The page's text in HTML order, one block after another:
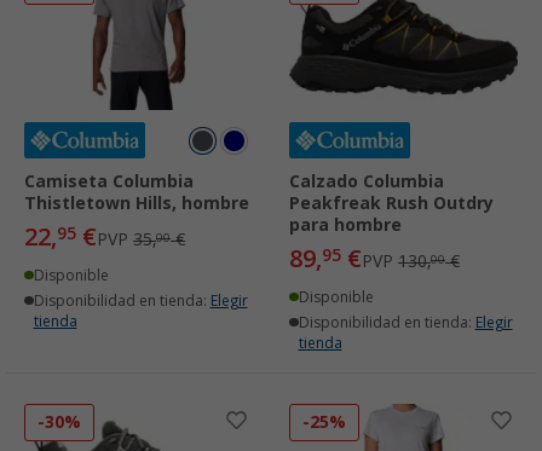
Camiseta Columbia
Thistletown Hills, hombre
22,95 €PVP 35,00€
Disponible
Disponibilidad en tienda: Elegir
tienda
Calzado Columbia
Peakfreak Rush Outdry
para hombre
89,95 €PVP 130,00€
Disponible
Disponibilidad en tienda: Elegir
tienda
-30% -25%